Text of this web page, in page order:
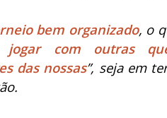
bem organizado, o
jogar com outras
das nossas”, seja em